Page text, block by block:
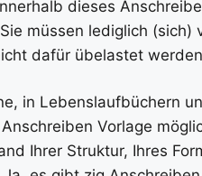
dieses
müssen lediglich (sich)
dafür übelastet
in Lebenslaufbüchern
Vorlage
Ihrer Struktur, Ihres